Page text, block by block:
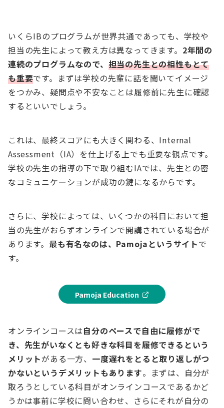
いくらIBのプログラムが世界共通であっても、学校や
担当の先生によって教え方は異なってきます。 2年間の
連続のプログラムなので、 担当の先生との相性もとて
も重要です。まずは学校の先輩に話を聞いてイメージ
をつかみ、疑問点や不安なことは履修前に先生に確認
するといいでしょう。
これは、最終スコアにも大きく関わる、Internal
Assessment（IA）を仕上げる上でも重要な観点です。
学校の先生の指導の下で取り組むIAでは、先生との密
なコミュニケーションが成功の鍵になるからです。
さらに、学校によっては、いくつかの科目において担
当の先生がおらずオンラインで開講されている場合が
あります。 最も有名なのは、Pamojaというサイトで
す。
Pamoja Education
オンラインコースは自分のペースで自由に履修がで
き、先生がいなくとも好きな科目を履修できるという
メリットがある一方、 一度遅れをとると取り返しがつ
かないというデメリットもあります。まずは、自分が
取ろうとしている科目がオンラインコースであるかど
うかは事前に学校に問い合わせ、さらにそれが自分の